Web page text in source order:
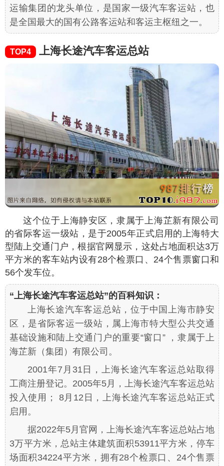
运输集团的龙头单位，是国家一级汽车客运站，也
是全国最大的国有公路客运站和客运主枢纽之一。
TOP4 上海长途汽车客运总站
这个位于上海静安区，隶属于上海芷新有限公司
的省际客运一级站，是于2005年正式启用的上海特大
型陆上交通门户，根据官网显示，这处占地面积达3万
平方米的客车站内设有28个检票口、24个售票窗口和
56个发车位。
“上海长途汽车客运总站”的百科知识：
上海长途汽车客运总站，位于中国上海市静安
区，是省际客运一级站，属上海市特大型公共交通
基础设施和陆上交通门户的重要“窗口” ，隶属于上
海芷新（集团）有限公司。
2001年7月31日，上海长途汽车客运总站取得
工商注册登记。2005年5月，上海长途汽车客运总站
投入使用； 8月12日，上海长途汽车客运总站正式
启用。
据2022年5月官网，上海长途汽车客运总站占地
3万平方米，总站主体建筑面积53911平方米，停车
场面积34224平方米，拥有28个检票口、24个售票